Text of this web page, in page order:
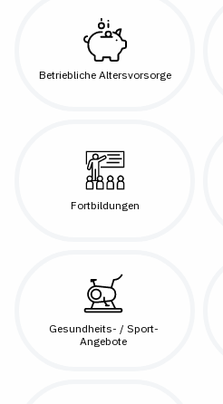
Betriebliche Altersvorsorge
Fortbildungen
Gesundheits- / Sport-
Angebote